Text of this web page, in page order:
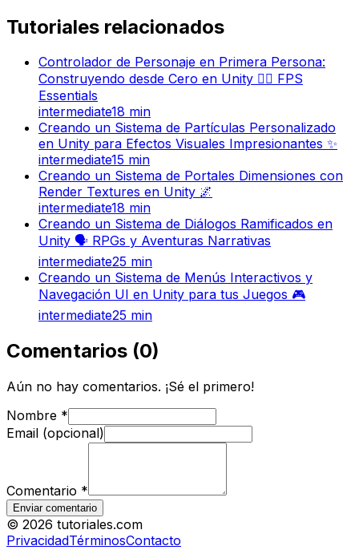
Tutoriales relacionados
Controlador de Personaje en Primera Persona:
Construyendo desde Cero en Unity 🚶‍♂️ FPS
Essentials
intermediate18 min
Creando un Sistema de Partículas Personalizado
en Unity para Efectos Visuales Impresionantes ✨
intermediate15 min
Creando un Sistema de Portales Dimensiones con
Render Textures en Unity 🌌
intermediate18 min
Creando un Sistema de Diálogos Ramificados en
Unity 🗣️ RPGs y Aventuras Narrativas
intermediate25 min
Creando un Sistema de Menús Interactivos y
Navegación UI en Unity para tus Juegos 🎮
intermediate25 min
Comentarios (0)
Aún no hay comentarios. ¡Sé el primero!
Nombre *
Email (opcional)
Comentario *
Enviar comentario
© 2026 tutoriales.com
PrivacidadTérminosContacto